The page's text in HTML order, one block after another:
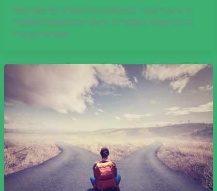
Bien faire les choses Notre objectif : vous fournir la
meilleure expérience client . Le respect envers tous
nos partenaires